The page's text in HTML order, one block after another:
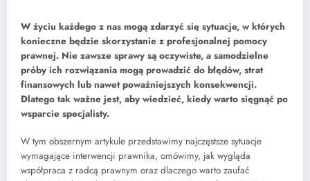
W życiu każdego z nas mogą zdarzyć się sytuacje, w których
konieczne będzie skorzystanie z profesjonalnej pomocy
prawnej. Nie zawsze sprawy są oczywiste, a samodzielne
próby ich rozwiązania mogą prowadzić do błędów, strat
finansowych lub nawet poważniejszych konsekwencji.
Dlatego tak ważne jest, aby wiedzieć, kiedy warto sięgnąć po
wsparcie specjalisty.
W tym obszernym artykule przedstawimy najczęstsze sytuacje
wymagające interwencji prawnika, omówimy, jak wygląda
współpraca z radcą prawnym oraz dlaczego warto zaufać